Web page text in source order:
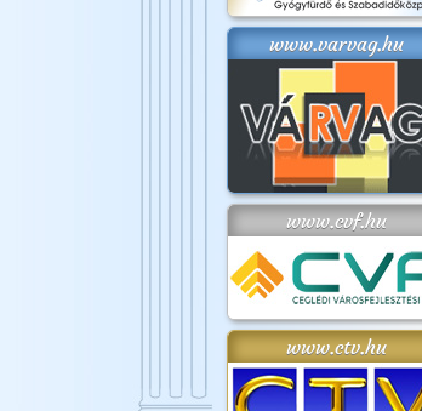
www.varvag.hu
www.cvf.hu
www.ctv.hu